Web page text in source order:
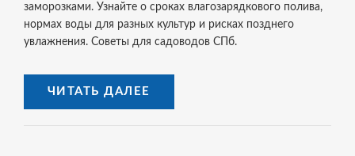
заморозками. Узнайте о сроках влагозарядкового полива,
нормах воды для разных культур и рисках позднего
увлажнения. Советы для садоводов СПб.
ЧИТАТЬ ДАЛЕЕ